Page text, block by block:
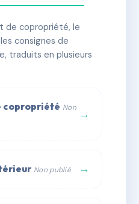
🏗 1 bâtiment(s)
de copropriété, le
consignes de
traduits en plusieurs
copropriété Non →
Non publié →